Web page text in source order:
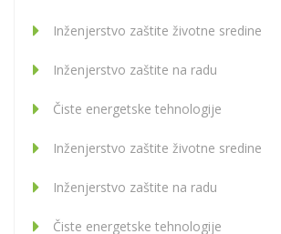
Inženjerstvo zaštite životne sredine
Inženjerstvo zaštite na radu
Čiste energetske tehnologije
Inženjerstvo zaštite životne sredine
Inženjerstvo zaštite na radu
Čiste energetske tehnologije